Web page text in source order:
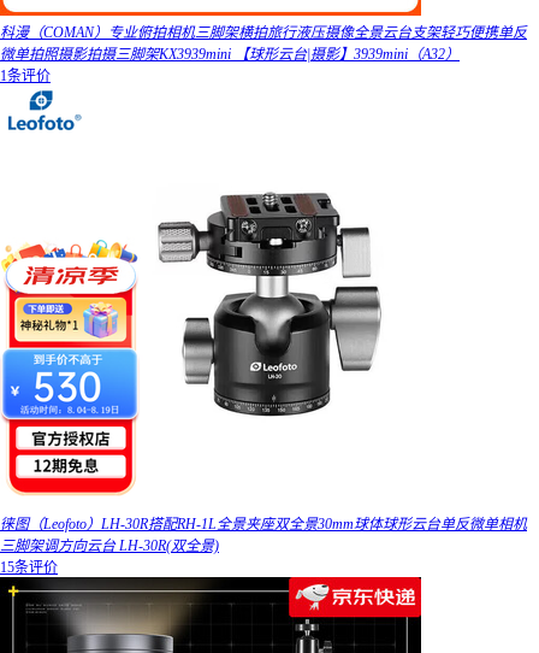
科漫（COMAN）专业俯拍相机三脚架横拍旅行液压摄像全景云台支架轻巧便携单反
微单拍照摄影拍摄三脚架KX3939mini 【球形云台|摄影】3939mini（A32）
1条评价
徕图（Leofoto）LH-30R搭配RH-1L全景夹座双全景30mm球体球形云台单反微单相机
三脚架调方向云台 LH-30R(双全景)
15条评价